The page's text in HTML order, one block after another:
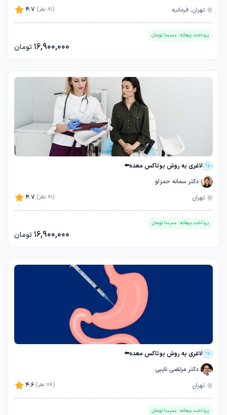
4.7 (81 نظر) تهران, فرمانیه
پرداخت بیعانه: 100,000 تومان
16,900,000تومان
لاغری به روش بوتاکس معده⬅️
دکتر سمانه حمزلو
4.7
(81 نظر) تهران
پرداخت بیعانه: 100,000 تومان
16,900,000تومان
لاغری به روش بوتاکس معده⬅️
دکتر مرتضی نایبی
4.6
(116 نظر) تهران
پرداخت بیعانه: 100,000 تومان